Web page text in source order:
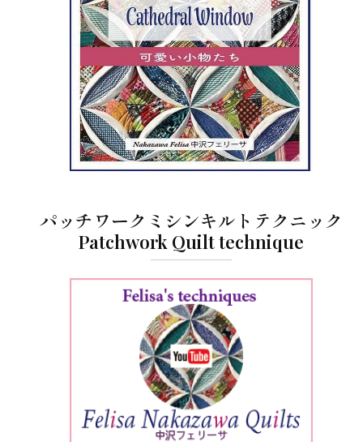
パッチワークミシンキルトテクニック
Patchwork Quilt technique